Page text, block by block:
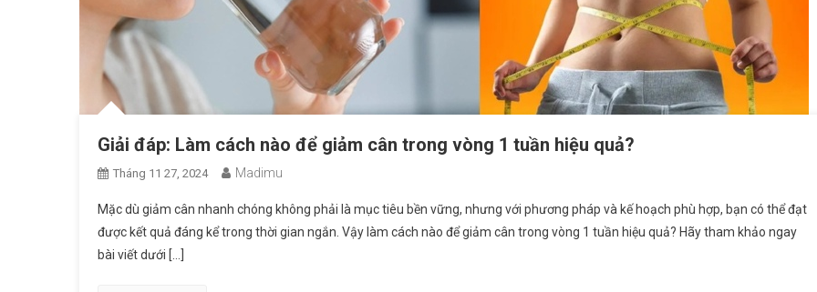
Giải đáp: Làm cách nào để giảm cân trong vòng 1 tuần hiệu quả?
Tháng 11 27, 2024 Madimu
Mặc dù giảm cân nhanh chóng không phải là mục tiêu bền vững, nhưng với phương pháp và kế hoạch phù hợp, bạn có thể đạt
được kết quả đáng kể trong thời gian ngắn. Vậy làm cách nào để giảm cân trong vòng 1 tuần hiệu quả? Hãy tham khảo ngay
bài viết dưới […]